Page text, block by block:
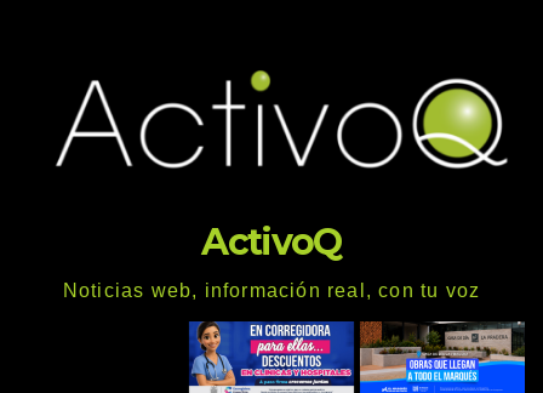
ActivoQ
Noticias web, información real, con tu voz